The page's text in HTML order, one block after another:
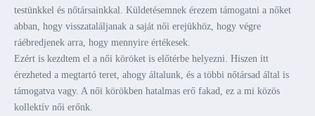
testünkkel és nőtársainkkal. Küldetésemnek érezem támogatni a nőket
abban, hogy visszataláljanak a saját női erejükhöz, hogy végre
ráébredjenek arra, hogy mennyire értékesek.
Ezért is kezdtem el a női köröket is előtérbe helyezni. Hiszen itt
érezheted a megtartó teret, ahogy általunk, és a többi nőtársad által is
támogatva vagy. A női körökben hatalmas erő fakad, ez a mi közös
kollektív női erőnk.